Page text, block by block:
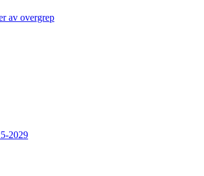
av overgrep
2029